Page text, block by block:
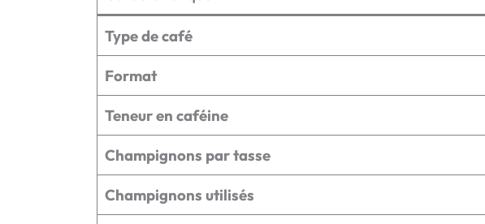
Type de café
Format
Teneur en caféine
Champignons par tasse
Champignons utilisés